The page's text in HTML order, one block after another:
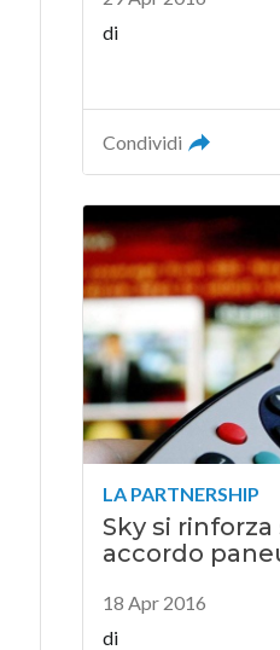
di
Condividi
LA PARTNERSHIP
Sky si
accordo
18 Apr 2016
di